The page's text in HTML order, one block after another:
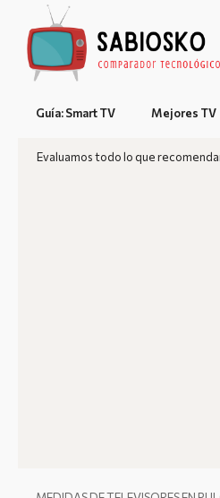
Guía: Smart TV Mejores TV
Evaluamos todo lo que